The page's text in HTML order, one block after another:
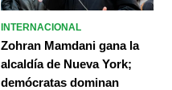
INTERNACIONAL
Zohran Mamdani gana la
alcaldía de Nueva York;
demócratas dominan